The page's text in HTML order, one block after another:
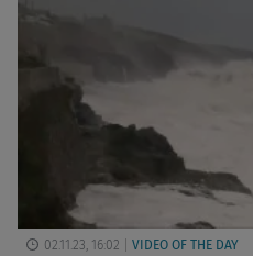
02.11.23, 16:02 VIDEO OF THE DAY